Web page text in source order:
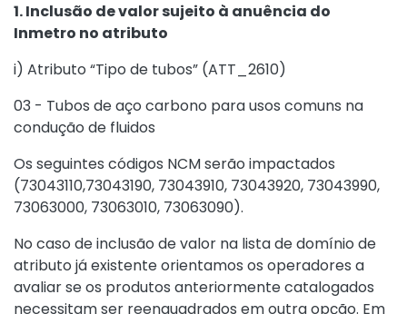
1. Inclusão de valor sujeito à anuência do
Inmetro no atributo
i) Atributo “Tipo de tubos” (ATT_2610)
03 - Tubos de aço carbono para usos comuns na
condução de fluidos
Os seguintes códigos NCM serão impactados
(73043110,73043190, 73043910, 73043920, 73043990,
73063000, 73063010, 73063090).
No caso de inclusão de valor na lista de domínio de
atributo já existente orientamos os operadores a
avaliar se os produtos anteriormente catalogados
necessitam ser reenquadrados em outra opção. Em